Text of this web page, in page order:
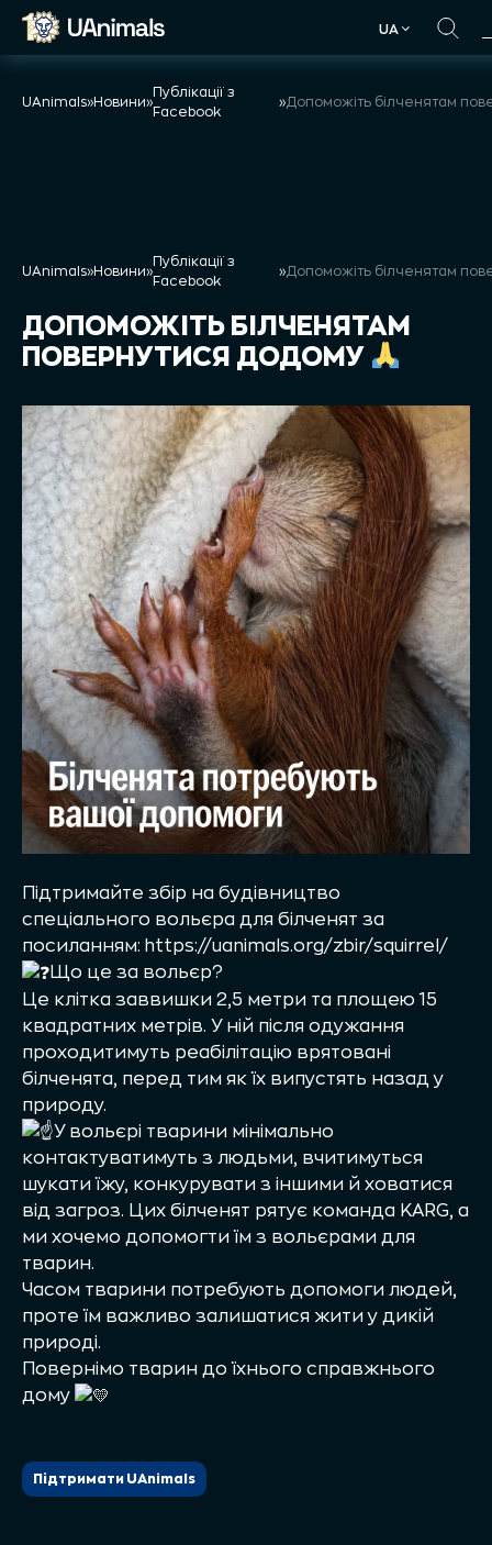
Skip
UA
UAnimals»Новини»
Публікації з
Facebook
»
UAnimals»Новини»
Публікації з
Facebook
»
ДОПОМОЖІТЬ БІЛЧЕНЯТАМ
ПОВЕРНУТИСЯ ДОДОМУ
Підтримайте збір на будівництво
спеціального вольєра для білченят за
посиланням: https://uanimals.org/zbir/squirrel/
Що це за вольєр?
Це клітка заввишки 2,5 метри та площею 15
квадратних метрів. У ній після одужання
проходитимуть реабілітацію врятовані
білченята, перед тим як їх випустять назад у
природу.
У вольєрі тварини мінімально
контактуватимуть з людьми, вчитимуться
шукати їжу, конкурувати з іншими й ховатися
від загроз. Цих білченят рятує команда KARG, а
ми хочемо допомогти їм з вольєрами для
тварин.
Часом тварини потребують допомоги людей,
проте їм важливо залишатися жити у дикій
природі.
Повернімо тварин до їхнього справжнього
дому
Підтримати UAnimals